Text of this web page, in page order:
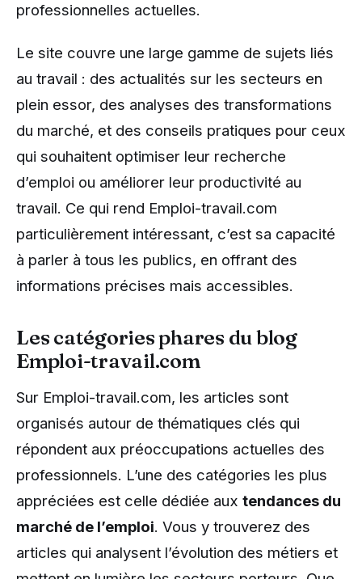
professionnelles actuelles.
Le site couvre une large gamme de sujets liés
au travail : des actualités sur les secteurs en
plein essor, des analyses des transformations
du marché, et des conseils pratiques pour ceux
qui souhaitent optimiser leur recherche
d’emploi ou améliorer leur productivité au
travail. Ce qui rend Emploi-travail.com
particulièrement intéressant, c’est sa capacité
à parler à tous les publics, en offrant des
informations précises mais accessibles.
Les catégories phares du blog
Emploi-travail.com
Sur Emploi-travail.com, les articles sont
organisés autour de thématiques clés qui
répondent aux préoccupations actuelles des
professionnels. L’une des catégories les plus
appréciées est celle dédiée aux tendances du
marché de l’emploi. Vous y trouverez des
articles qui analysent l’évolution des métiers et